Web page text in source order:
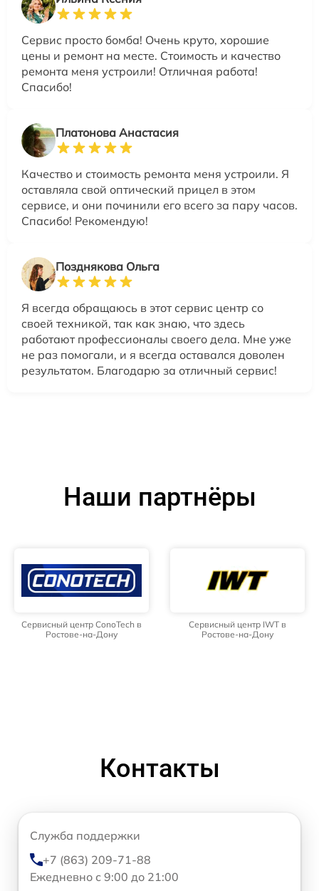
Сервис просто бомба! Очень круто, хорошие
цены и ремонт на месте. Стоимость и качество
ремонта меня устроили! Отличная работа!
Спасибо!
Платонова Анастасия
Качество и стоимость ремонта меня устроили. Я
оставляла свой оптический прицел в этом
сервисе, и они починили его всего за пару часов.
Спасибо! Рекомендую!
Позднякова Ольга
Я всегда обращаюсь в этот сервис центр со
своей техникой, так как знаю, что здесь
работают профессионалы своего дела. Мне уже
не раз помогали, и я всегда оставался доволен
результатом. Благодарю за отличный сервис!
Наши партнёры
Сервисный центр ConoTech в
Ростове-на-Дону
Сервисный центр IWT в
Ростове-на-Дону
Контакты
Служба поддержки
+7 (863) 209-71-88
Ежедневно с 9:00 до 21:00